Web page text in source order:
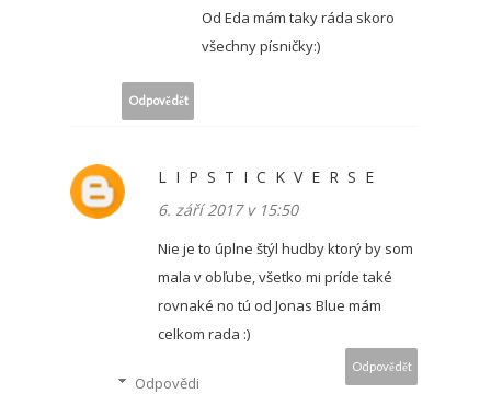
Od Eda mám taky ráda skoro
všechny písničky:)
Odpovědět
L I P S T I C K V E R S E
6. září 2017 v 15:50
Nie je to úplne štýl hudby ktorý by som
mala v obľube, všetko mi príde také
rovnaké no tú od Jonas Blue mám
celkom rada :)
Odpovědět
Odpovědi